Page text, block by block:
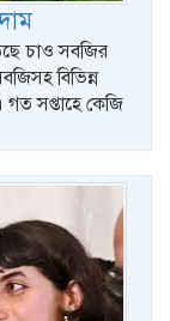
চাও সবজির
বিভিন্ন
গত সপ্তাহে কেজি